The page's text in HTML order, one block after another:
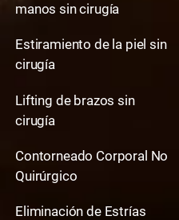
manos sin cirugía
Estiramiento de la piel sin
cirugía
Lifting de brazos sin
cirugía
Contorneado Corporal No
Quirúrgico
Eliminación de Estrías